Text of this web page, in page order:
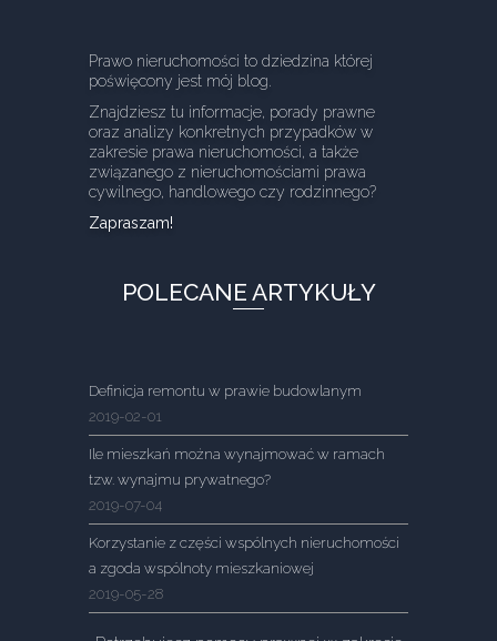
Prawo nieruchomości to dziedzina której
poświęcony jest mój blog.
Znajdziesz tu informacje, porady prawne
oraz analizy konkretnych przypadków w
zakresie prawa nieruchomości, a także
związanego z nieruchomościami prawa
cywilnego, handlowego czy rodzinnego?
Zapraszam!
POLECANE ARTYKUŁY
Definicja remontu w prawie budowlanym
2019-02-01
Ile mieszkań można wynajmować w ramach
tzw. wynajmu prywatnego?
2019-07-04
Korzystanie z części wspólnych nieruchomości
a zgoda wspólnoty mieszkaniowej
2019-05-28